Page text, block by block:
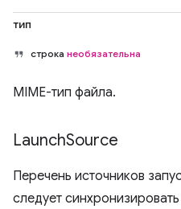
тип
строка необязательна
MIME-тип файла.
LaunchSource
Перечень источников
следует